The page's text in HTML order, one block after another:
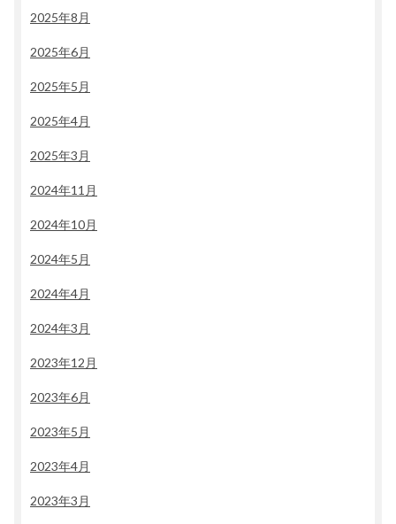
2025年8月
2025年6月
2025年5月
2025年4月
2025年3月
2024年11月
2024年10月
2024年5月
2024年4月
2024年3月
2023年12月
2023年6月
2023年5月
2023年4月
2023年3月